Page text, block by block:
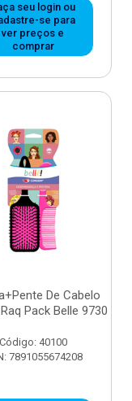
seu login ou
se para
ver preços e
comprar
De Cabelo
Pack Belle 9730
Código: 40100
7891055674208